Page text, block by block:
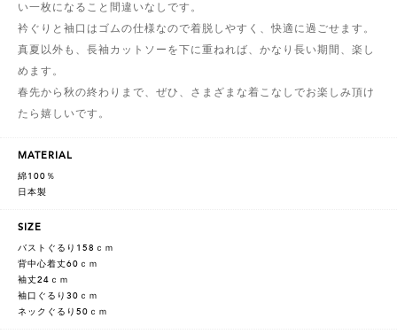
い一枚になること間違いなしです。
衿ぐりと袖口はゴムの仕様なので着脱しやすく、快適に過ごせます。
真夏以外も、長袖カットソーを下に重ねれば、かなり長い期間、楽し
めます。
春先から秋の終わりまで、ぜひ、さまざまな着こなしでお楽しみ頂け
たら嬉しいです。
MATERIAL
綿100％
日本製
SIZE
バストぐるり158ｃｍ
背中心着丈60ｃｍ
袖丈24ｃｍ
袖口ぐるり30ｃｍ
ネックぐるり50ｃｍ